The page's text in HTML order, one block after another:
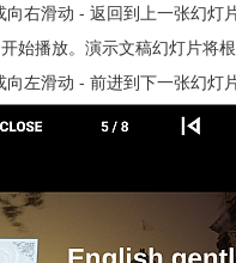
右滑动 - 返回到上一张幻灯
始播放。演示文稿幻灯片将
左滑动 - 前进到下一张幻灯片